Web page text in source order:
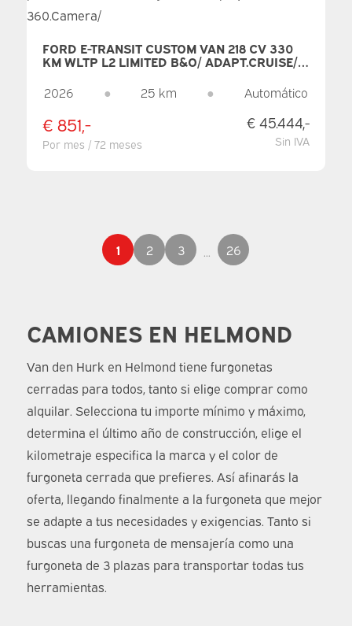
FORD E-TRANSIT CUSTOM VAN 218 CV 330
KM WLTP L2 LIMITED B&O/ ADAPT.CRUISE/
STEERINGVERW./ CARPLAY/ NAVI/
360.CAMERA/
2026 ● 25 km ● Automático
€ 851,-
Por mes / 72 meses
€ 45.444,-
Sin IVA
1 2 3 ... 26
CAMIONES EN HELMOND
Van den Hurk en Helmond tiene furgonetas
cerradas para todos, tanto si elige comprar como
alquilar. Selecciona tu importe mínimo y máximo,
determina el último año de construcción, elige el
kilometraje especifica la marca y el color de
furgoneta cerrada que prefieres. Así afinarás la
oferta, llegando finalmente a la furgoneta que mejor
se adapte a tus necesidades y exigencias. Tanto si
buscas una furgoneta de mensajería como una
furgoneta de 3 plazas para transportar todas tus
herramientas.